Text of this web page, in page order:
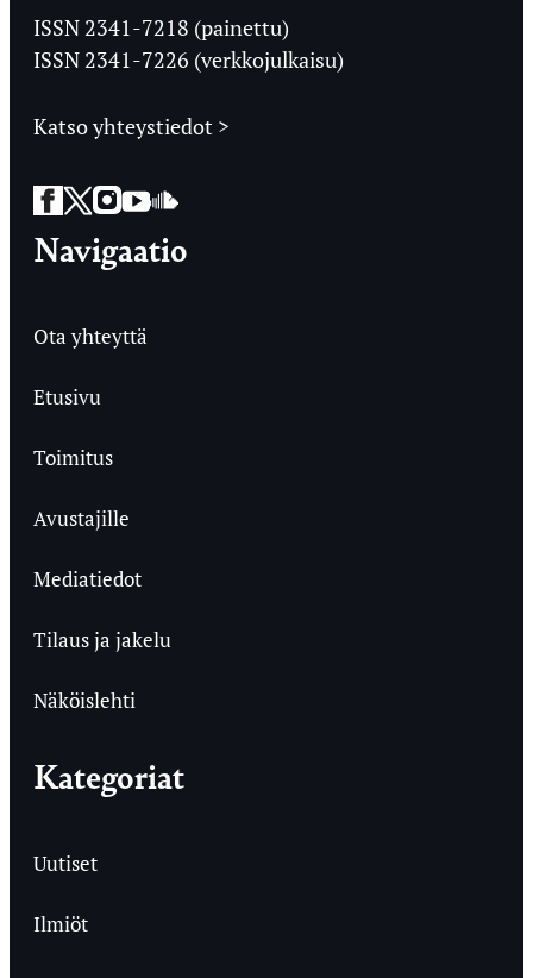
Ylioppilaslehti
ISSN 2341-7218 (painettu)
ISSN 2341-7226 (verkkojulkaisu)
Katso yhteystiedot >
Facebook
Twitter
Instagram
YouTube
SoundCloud
Navigaatio
Ota yhteyttä
Etusivu
Toimitus
Avustajille
Mediatiedot
Tilaus ja jakelu
Näköislehti
Kategoriat
Uutiset
Ilmiöt